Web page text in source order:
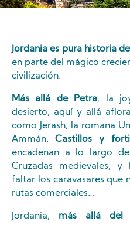
Jordania es pura historia
en parte del mágico
civilización.
Más allá de Petra, la
desierto, aquí y allá
como Jerash, la romana
Ammán. Castillos y
encadenan a lo largo
Cruzadas medievales, y
faltar los caravasares que
rutas comerciales…
Jordania, más allá del